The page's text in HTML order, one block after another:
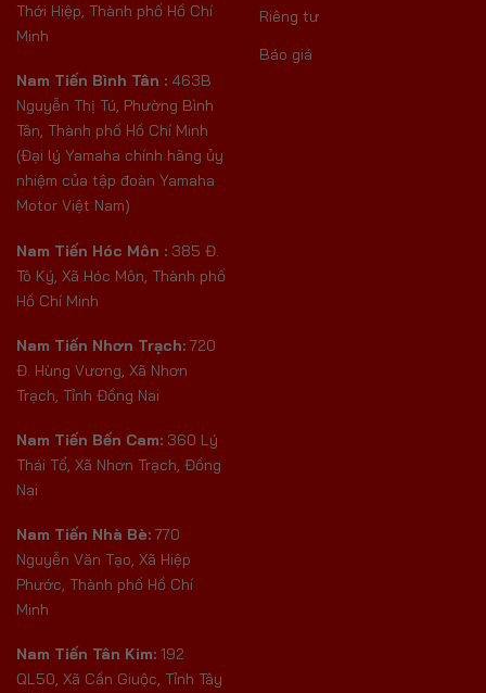
Thới Hiệp, Thành phố Hồ Chí
Minh
Nam Tiến Bình Tân : 463B
Nguyễn Thị Tú, Phường Bình
Tân, Thành phố Hồ Chí Minh
(Đại lý Yamaha chính hãng ủy
nhiệm của tập đoàn Yamaha
Motor Việt Nam)
Nam Tiến Hóc Môn : 385 Đ.
Tô Ký, Xã Hóc Môn, Thành phố
Hồ Chí Minh
Nam Tiến Nhơn Trạch: 720
Đ. Hùng Vương, Xã Nhơn
Trạch, Tỉnh Đồng Nai
Nam Tiến Bến Cam: 360 Lý
Thái Tổ, Xã Nhơn Trạch, Đồng
Nai
Nam Tiến Nhà Bè: 770
Nguyễn Văn Tạo, Xã Hiệp
Phước, Thành phố Hồ Chí
Minh
Nam Tiến Tân Kim: 192
QL50, Xã Cần Giuộc, Tỉnh Tây
Riêng tư
Báo giá